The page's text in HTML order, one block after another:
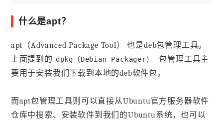
什么是apt？
apt（Advanced Package Tool） 也是deb包管理工具。
上面提到的 dpkg（Debian Packager）
包管理工具主
要用于安装我们下载到本地的deb软件包。
而apt包管理工具则可以直接从Ubuntu官方服务器软件
仓库中搜索、安装软件到我们的Ubuntu系统，也可以